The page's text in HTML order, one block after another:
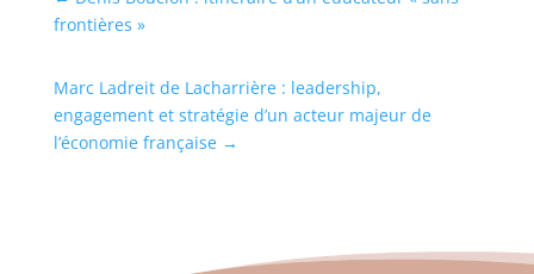
frontières »
Marc Ladreit de Lacharrière : leadership,
engagement et stratégie d’un acteur majeur de
l’économie française→